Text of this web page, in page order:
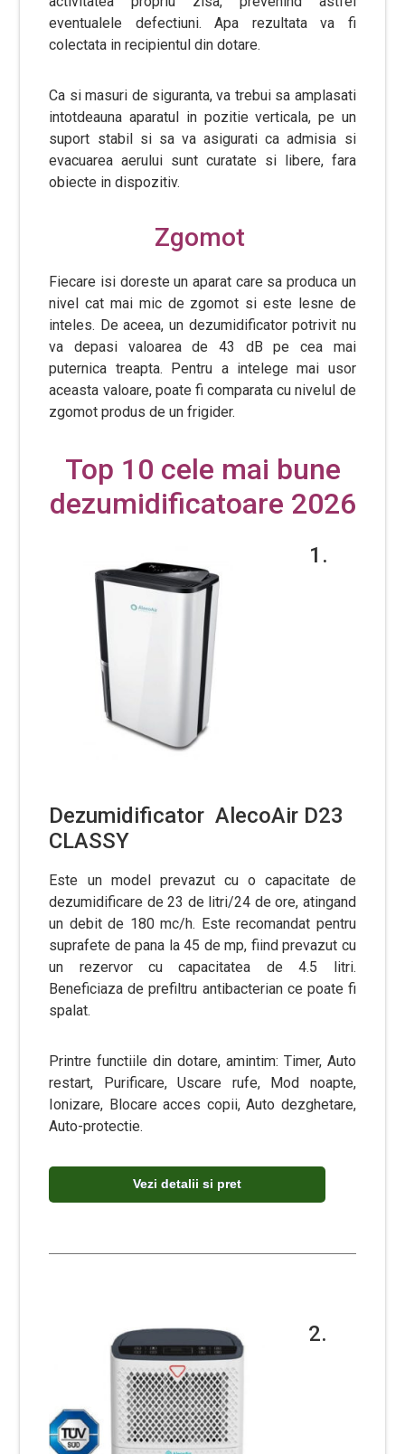
eventualele defectiuni. Apa rezultata va fi
colectata in recipientul din dotare.
Ca si masuri de siguranta, va trebui sa amplasati
intotdeauna aparatul in pozitie verticala, pe un
suport stabil si sa va asigurati ca admisia si
evacuarea aerului sunt curatate si libere, fara
obiecte in dispozitiv.
Zgomot
Fiecare isi doreste un aparat care sa produca un
nivel cat mai mic de zgomot si este lesne de
inteles. De aceea, un dezumidificator potrivit nu
va depasi valoarea de 43 dB pe cea mai
puternica treapta. Pentru a intelege mai usor
aceasta valoare, poate fi comparata cu nivelul de
zgomot produs de un frigider.
Top 10 cele mai bune
dezumidificatoare 2026
1.
Dezumidificator AlecoAir D23
CLASSY
Este un model prevazut cu o capacitate de
dezumidificare de 23 de litri/24 de ore, atingand
un debit de 180 mc/h. Este recomandat pentru
suprafete de pana la 45 de mp, fiind prevazut cu
un rezervor cu capacitatea de 4.5 litri.
Beneficiaza de prefiltru antibacterian ce poate fi
spalat.
Printre functiile din dotare, amintim: Timer, Auto
restart, Purificare,Uscare rufe, Mod noapte,
Ionizare, Blocare acces copii,Auto dezghetare,
Auto-protectie.
Vezi detalii si pret
2.